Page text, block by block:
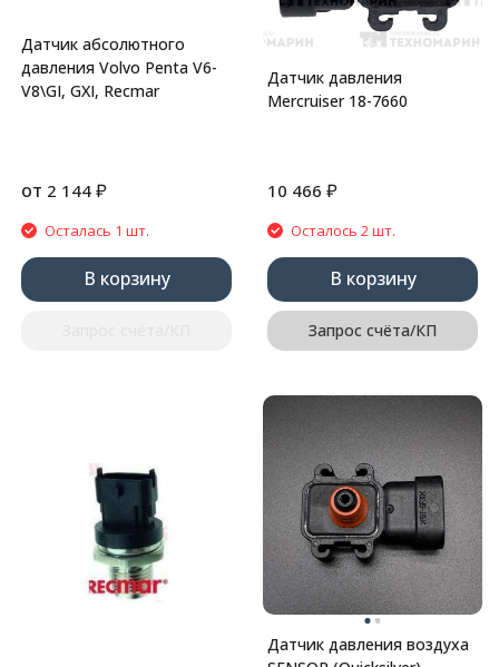
Датчик абсолютного
давления Volvo Penta V6-
V8\GI, GXI, Recmar
от 2 144 ₽
Осталась 1 шт.
В корзину
Датчик давления
Mercruiser 18-7660
10 466 ₽
Осталось 2 шт.
В корзину
Запрос счёта/КП
Датчик давления воздуха